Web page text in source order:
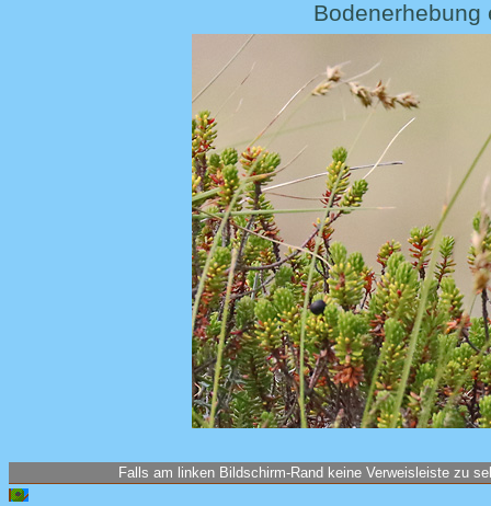
Bodenerhebung
Falls am linken Bildschirm-Rand keine Verweisleiste zu